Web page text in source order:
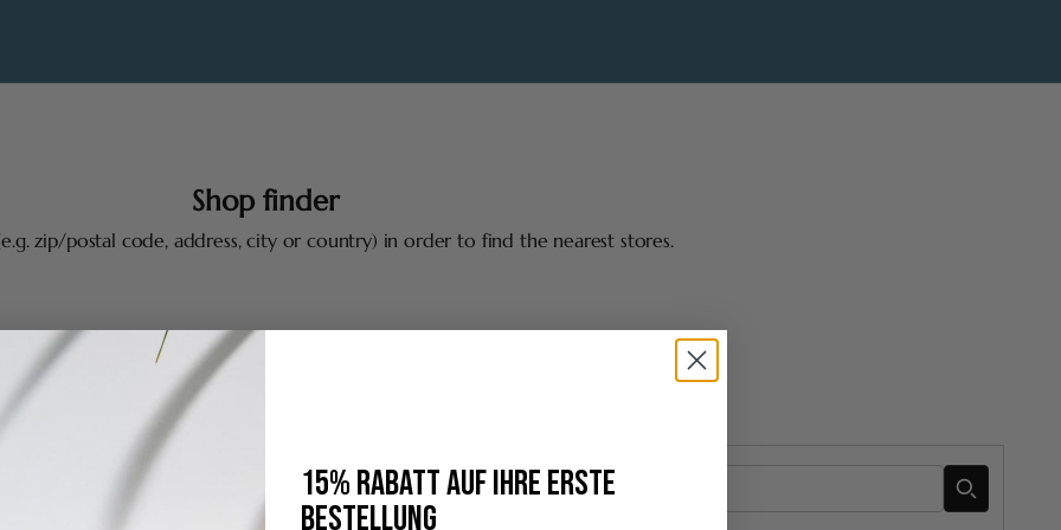
Shop finder
zip/postal code, address, city or country) in order to find the nearest stores.
15% RABATT AUF IHRE ERSTE
BESTELLUNG